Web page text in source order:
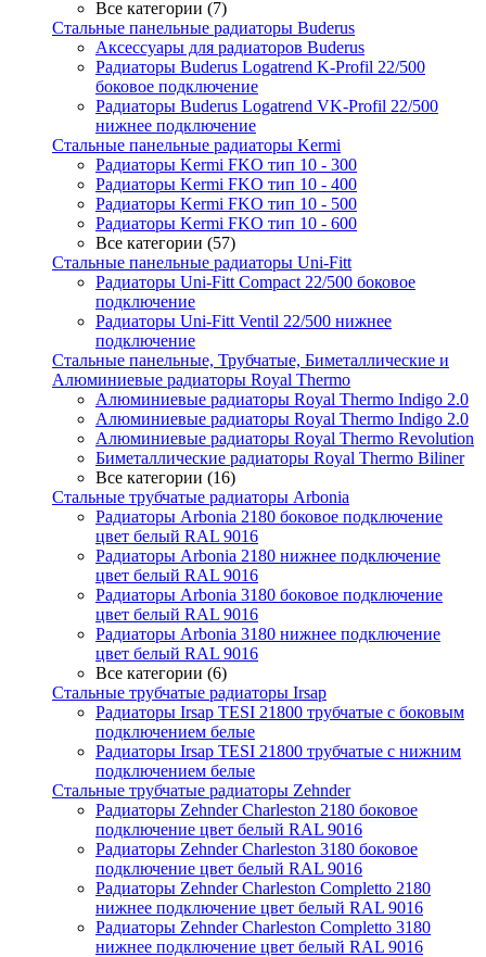
Все категории (7)
Стальные панельные радиаторы Buderus
Аксессуары для радиаторов Buderus
Радиаторы Buderus Logatrend K-Profil 22/500
боковое подключение
Радиаторы Buderus Logatrend VK-Profil 22/500
нижнее подключение
Стальные панельные радиаторы Kermi
Радиаторы Kermi FKO тип 10 - 300
Радиаторы Kermi FKO тип 10 - 400
Радиаторы Kermi FKO тип 10 - 500
Радиаторы Kermi FKO тип 10 - 600
Все категории (57)
Стальные панельные радиаторы Uni-Fitt
Радиаторы Uni-Fitt Compact 22/500 боковое
подключение
Радиаторы Uni-Fitt Ventil 22/500 нижнее
подключение
Стальные панельные, Трубчатые, Биметаллические и
Алюминиевые радиаторы Royal Thermo
Алюминиевые радиаторы Royal Thermo Indigo 2.0
Алюминиевые радиаторы Royal Thermo Indigo 2.0
Алюминиевые радиаторы Royal Thermo Revolution
Биметаллические радиаторы Royal Thermo Biliner
Все категории (16)
Стальные трубчатые радиаторы Arbonia
Радиаторы Arbonia 2180 боковое подключение
цвет белый RAL 9016
Радиаторы Arbonia 2180 нижнее подключение
цвет белый RAL 9016
Радиаторы Arbonia 3180 боковое подключение
цвет белый RAL 9016
Радиаторы Arbonia 3180 нижнее подключение
цвет белый RAL 9016
Все категории (6)
Стальные трубчатые радиаторы Irsap
Радиаторы Irsap TESI 21800 трубчатые с боковым
подключением белые
Радиаторы Irsap TESI 21800 трубчатые с нижним
подключением белые
Стальные трубчатые радиаторы Zehnder
Радиаторы Zehnder Charleston 2180 боковое
подключение цвет белый RAL 9016
Радиаторы Zehnder Charleston 3180 боковое
подключение цвет белый RAL 9016
Радиаторы Zehnder Charleston Completto 2180
нижнее подключение цвет белый RAL 9016
Радиаторы Zehnder Charleston Completto 3180
нижнее подключение цвет белый RAL 9016